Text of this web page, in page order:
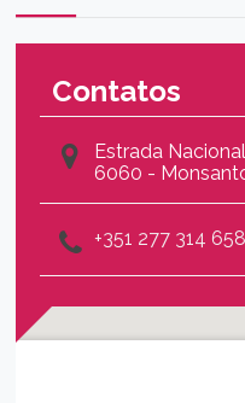
Contatos
Estrada
6060 -
+351 277 314 658